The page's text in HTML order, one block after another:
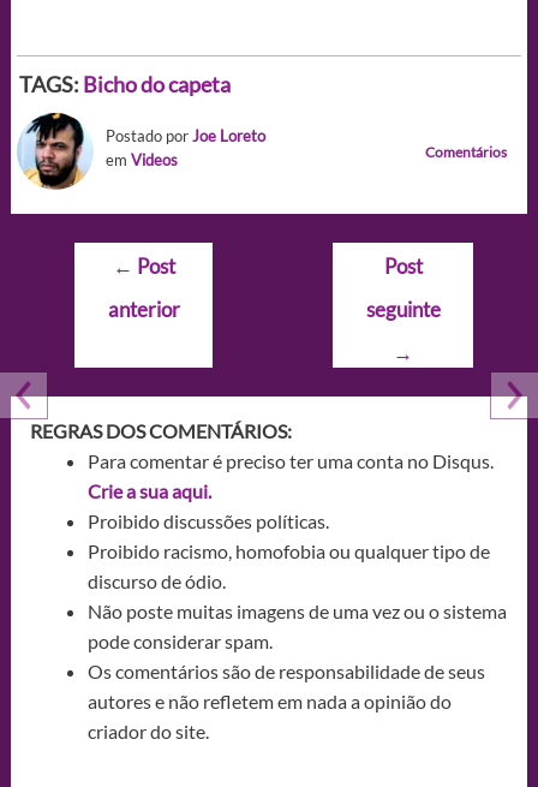
TAGS: Bicho do capeta
Postado porJoe Loreto
em Videos Comentários
Navegação
Post
← Post
anterior
Post
seguinte
→
REGRAS DOS COMENTÁRIOS:
Para comentar é preciso ter uma conta no Disqus.
Crie a sua aqui.
Proibido discussões políticas.
Proibido racismo, homofobia ou qualquer tipo de
discurso de ódio.
Não poste muitas imagens de uma vez ou o sistema
pode considerar spam.
Os comentários são de responsabilidade de seus
autores e não refletem em nada a opinião do
criador do site.